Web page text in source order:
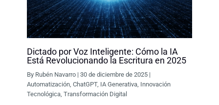
Dictado por Voz Inteligente: Cómo la IA
Está Revolucionando la Escritura en 2025
By Rubén Navarro |30 de diciembre de 2025 |
Automatización ,ChatGPT, IA Generativa Innovación
Tecnológica ,Transformación Digital